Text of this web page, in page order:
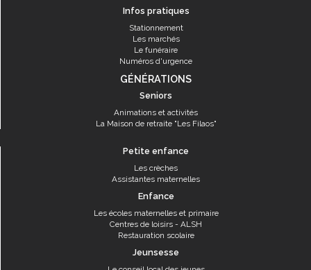
Infos pratiques
Stationnement
Les marchés
Le funéraire
Numéros d'urgence
GÉNÉRATIONS
Seniors
Animations et activités
La Maison de retraite "Les Filaos"
Petite enfance
Les crèches
Assistantes maternelles
Enfance
Les écoles maternelles et primaire
Centres de loisirs - ALSH
Restauration scolaire
Jeunsesse